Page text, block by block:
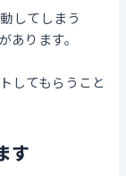
してしまう
あります。
してもらうこと
す